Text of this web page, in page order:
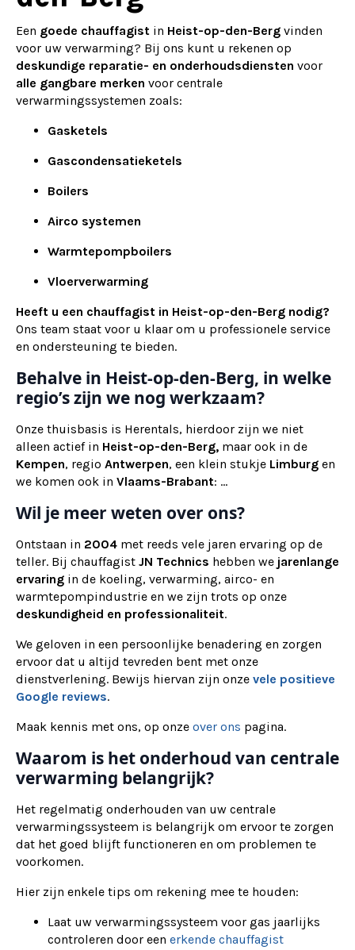
Een goede chauffagist in Heist-op-den-Berg vinden
voor uw verwarming? Bij ons kunt u rekenen op
deskundige reparatie- en onderhoudsdiensten voor
alle gangbare merken voor centrale
verwarmingssystemen zoals:
Gasketels
Gascondensatieketels
Boilers
Airco systemen
Warmtepompboilers
Vloerverwarming
Heeft u een chauffagist in Heist-op-den-Berg nodig?
Ons team staat voor u klaar om u professionele service
en ondersteuning te bieden.
Behalve in Heist-op-den-Berg, in welke
regio’s zijn we nog werkzaam?
Onze thuisbasis is Herentals, hierdoor zijn we niet
alleen actief in Heist-op-den-Berg, maar ook in de
Kempen, regio Antwerpen, een klein stukje Limburg en
we komen ook in Vlaams-Brabant: ...
Wil je meer weten over ons?
Ontstaan in 2004 met reeds vele jaren ervaring op de
teller. Bij chauffagist JN Technics hebben we jarenlange
ervaring in de koeling, verwarming, airco- en
warmtepompindustrie en we zijn trots op onze
deskundigheid en professionaliteit.
We geloven in een persoonlijke benadering en zorgen
ervoor dat u altijd tevreden bent met onze
dienstverlening. Bewijs hiervan zijn onze vele positieve
Google reviews.
Maak kennis met ons, op onze over ons pagina.
Waarom is het onderhoud van centrale
verwarming belangrijk?
Het regelmatig onderhouden van uw centrale
verwarmingssysteem is belangrijk om ervoor te zorgen
dat het goed blijft functioneren en om problemen te
voorkomen.
Hier zijn enkele tips om rekening mee te houden:
Laat uw verwarmingssysteem voor gas jaarlijks
controleren door een erkende chauffagist